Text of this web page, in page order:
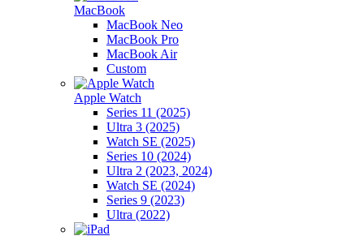
MacBook
MacBook Neo
MacBook Pro
MacBook Air
Custom
Apple Watch
Series 11 (2025)
Ultra 3 (2025)
Watch SE (2025)
Series 10 (2024)
Ultra 2 (2023, 2024)
Watch SE (2024)
Series 9 (2023)
Ultra (2022)